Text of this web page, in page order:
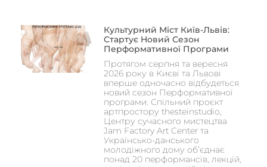
Культурний Міст Київ-Львів:
Стартує Новий Сезон
Перформативної Програми
Протягом серпня та вересня
2026 року в Києві та Львові
вперше одночасно відбудеться
новий сезон Перформативної
програми. Спільний проєкт
артпростору thesteinstudio,
Центру сучасного мистецтва
Jam Factory Art Center та
Українсько-данського
молодіжного дому об’єднає
понад 20 перформансів, лекцій,